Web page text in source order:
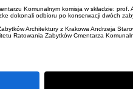
Komunalnym komisja w składzie:
dokonali odbioru po konserwacji dwóch
Architektury z Krakowa Andrzeja
Ratowania Zabytków Cmentarza